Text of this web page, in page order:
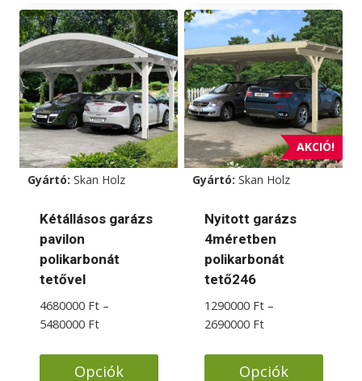
a
terméknek
több
variációja
van.
A
változatok
a
termékoldalon
választhatók
ki
a
terméknek
több
variációja
van.
A
változatok
a
termékoldalon
választhatók
ki
Gyártó: Skan Holz
Kétállásos garázs
pavilon
polikarbonát
tetővel
4680000 Ft –
5480000 FtÁrtartomány:
-
Opciók
AKCIÓ!
Gyártó: Skan Holz
Nyitott garázs
4méretben
polikarbonát
tető246
1290000 Ft –
2690000 FtÁrtartomány:
-
Opciók